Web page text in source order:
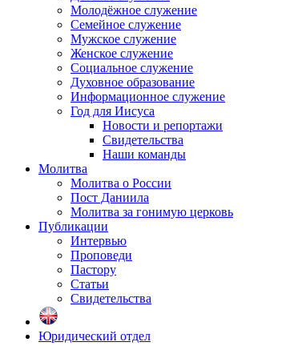
Молодёжное служение
Семейное служение
Мужское служение
Женское служение
Социальное служение
Духовное образование
Информационное служение
Год для Иисуса
Новости и репортажи
Свидетельства
Наши команды
Молитва
Молитва о России
Пост Даниила
Молитва за гонимую церковь
Публикации
Интервью
Проповеди
Пастору
Статьи
Свидетельства
Юридический отдел